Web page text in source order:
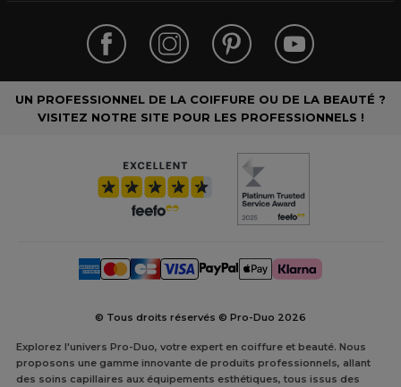
UN PROFESSIONNEL DE LA COIFFURE OU DE LA BEAUTÉ ?
VISITEZ NOTRE SITE POUR LES PROFESSIONNELS !
© Tous droits réservés © Pro-Duo 2026
Explorez l'univers Pro-Duo, votre expert en coiffure et beauté. Nous
proposons une gamme innovante de produits professionnels, allant
des soins capillaires aux équipements esthétiques, tous issus des